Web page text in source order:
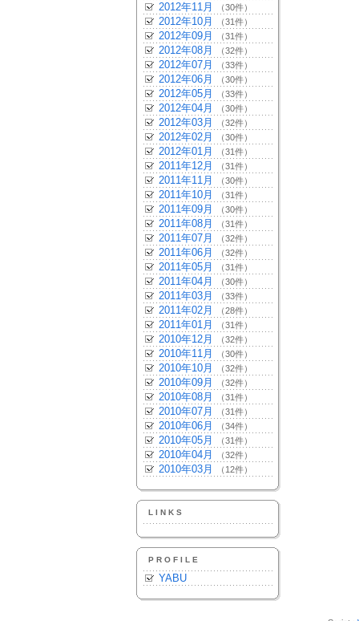
2012年11月 （30件）
2012年10月 （31件）
2012年09月 （31件）
2012年08月 （32件）
2012年07月 （33件）
2012年06月 （30件）
2012年05月 （33件）
2012年04月 （30件）
2012年03月 （32件）
2012年02月 （30件）
2012年01月 （31件）
2011年12月 （31件）
2011年11月 （30件）
2011年10月 （31件）
2011年09月 （30件）
2011年08月 （31件）
2011年07月 （32件）
2011年06月 （32件）
2011年05月 （31件）
2011年04月 （30件）
2011年03月 （33件）
2011年02月 （28件）
2011年01月 （31件）
2010年12月 （32件）
2010年11月 （30件）
2010年10月 （32件）
2010年09月 （32件）
2010年08月 （31件）
2010年07月 （31件）
2010年06月 （34件）
2010年05月 （31件）
2010年04月 （32件）
2010年03月 （12件）
LINKS
PROFILE
YABU